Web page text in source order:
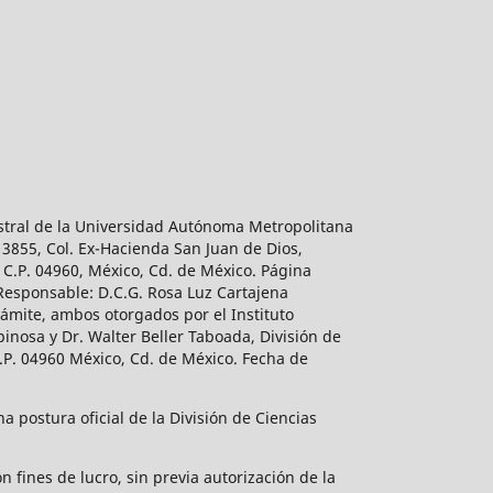
de la Universidad Autónoma Metropolitana
Col. Ex-Hacienda San Juan de Dios,
04960, México, Cd. de México. Página
D.C.G. Rosa Luz Cartajena
ambos otorgados por el Instituto
y Dr. Walter Beller Taboada, División de
04960 México, Cd. de México. Fecha de
postura oficial de la División de Ciencias
fines de lucro, sin previa autorización de la